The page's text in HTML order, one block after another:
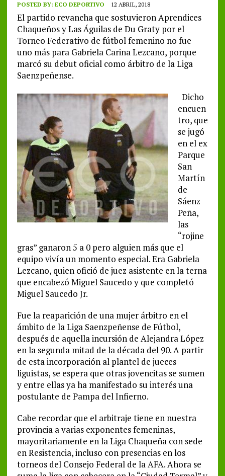
POSTED BY: ECO DEPORTIVO 12 ABRIL, 2018
El partido revancha que sostuvieron Aprendices
Chaqueños y Las Águilas de Du Graty por el
Torneo Federativo de fútbol femenino no fue
uno más para Gabriela Carina Lezcano, porque
marcó su debut oficial como árbitro de la Liga
Saenzpeñense.
Dicho
encuen
tro, que
se jugó
en el ex
Parque
San
Martín
de
Sáenz
Peña,
las
“rojine
gras” ganaron 5 a 0 pero alguien más que el
equipo vivía un momento especial. Era Gabriela
Lezcano, quien ofició de juez asistente en la terna
que encabezó Miguel Saucedo y que completó
Miguel Saucedo Jr.
Fue la reaparición de una mujer árbitro en el
ámbito de la Liga Saenzpeñense de Fútbol,
después de aquella incursión de Alejandra López
en la segunda mitad de la década del 90. A partir
de esta incorporación al plantel de jueces
liguistas, se espera que otras jovencitas se sumen
y entre ellas ya ha manifestado su interés una
postulante de Pampa del Infierno.
Cabe recordar que el arbitraje tiene en nuestra
provincia a varias exponentes femeninas,
mayoritariamente en la Liga Chaqueña con sede
en Resistencia, incluso con presencias en los
torneos del Consejo Federal de la AFA. Ahora se